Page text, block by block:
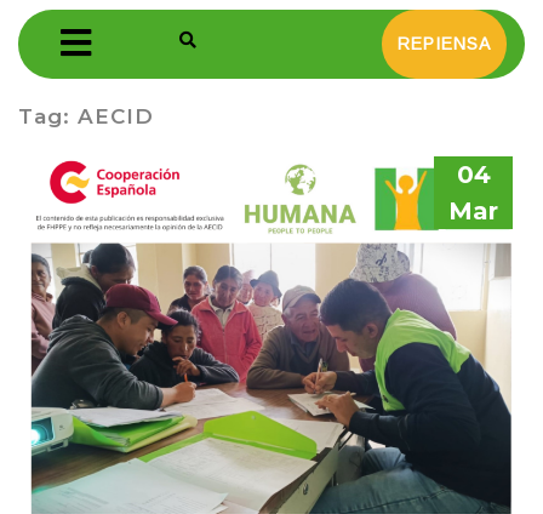
REPIENSA
Tag: AECID
04
Mar